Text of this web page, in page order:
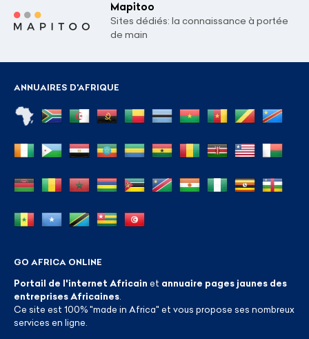
Mapitoo
Sites dédiés: la connaissance à portée
de main
ANNUAIRES D'AFRIQUE
GO AFRICA ONLINE
Portail de l'internet Africain et annuaire pages jaunes des
entreprises Africaines
Ce site est 100% "made in Africa" et vous propose ses nombreux
services en ligne.